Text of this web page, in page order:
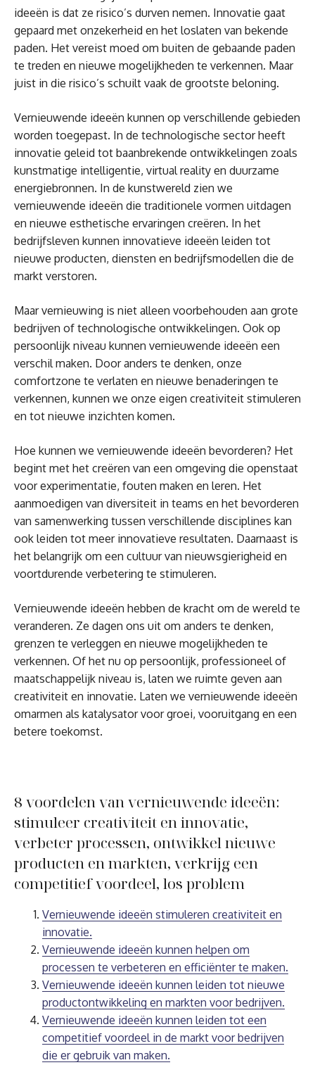
ideeën is dat ze risico’s durven nemen. Innovatie gaat
gepaard met onzekerheid en het loslaten van bekende
paden. Het vereist moed om buiten de gebaande paden
te treden en nieuwe mogelijkheden te verkennen. Maar
juist in die risico’s schuilt vaak de grootste beloning.
Vernieuwende ideeën kunnen op verschillende gebieden
worden toegepast. In de technologische sector heeft
innovatie geleid tot baanbrekende ontwikkelingen zoals
kunstmatige intelligentie, virtual reality en duurzame
energiebronnen. In de kunstwereld zien we
vernieuwende ideeën die traditionele vormen uitdagen
en nieuwe esthetische ervaringen creëren. In het
bedrijfsleven kunnen innovatieve ideeën leiden tot
nieuwe producten, diensten en bedrijfsmodellen die de
markt verstoren.
Maar vernieuwing is niet alleen voorbehouden aan grote
bedrijven of technologische ontwikkelingen. Ook op
persoonlijk niveau kunnen vernieuwende ideeën een
verschil maken. Door anders te denken, onze
comfortzone te verlaten en nieuwe benaderingen te
verkennen, kunnen we onze eigen creativiteit stimuleren
en tot nieuwe inzichten komen.
Hoe kunnen we vernieuwende ideeën bevorderen? Het
begint met het creëren van een omgeving die openstaat
voor experimentatie, fouten maken en leren. Het
aanmoedigen van diversiteit in teams en het bevorderen
van samenwerking tussen verschillende disciplines kan
ook leiden tot meer innovatieve resultaten. Daarnaast is
het belangrijk om een cultuur van nieuwsgierigheid en
voortdurende verbetering te stimuleren.
Vernieuwende ideeën hebben de kracht om de wereld te
veranderen. Ze dagen ons uit om anders te denken,
grenzen te verleggen en nieuwe mogelijkheden te
verkennen. Of het nu op persoonlijk, professioneel of
maatschappelijk niveau is, laten we ruimte geven aan
creativiteit en innovatie. Laten we vernieuwende ideeën
omarmen als katalysator voor groei, vooruitgang en een
betere toekomst.
8 voordelen van vernieuwende ideeën:
stimuleer creativiteit en innovatie,
verbeter processen, ontwikkel nieuwe
producten en markten, verkrijg een
competitief voordeel, los problem
Vernieuwende ideeën stimuleren creativiteit en
innovatie.
Vernieuwende ideeën kunnen helpen om
processen te verbeteren en efficiënter te maken.
Vernieuwende ideeën kunnen leiden tot nieuwe
productontwikkeling en markten voor bedrijven.
Vernieuwende ideeën kunnen leiden tot een
competitief voordeel in de markt voor bedrijven
die er gebruik van maken.